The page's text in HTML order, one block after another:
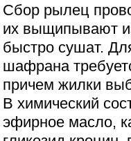
Сбор рылец
их выщипывают
быстро сушат.
шафрана
причем жилки
В химический
эфирное масло,